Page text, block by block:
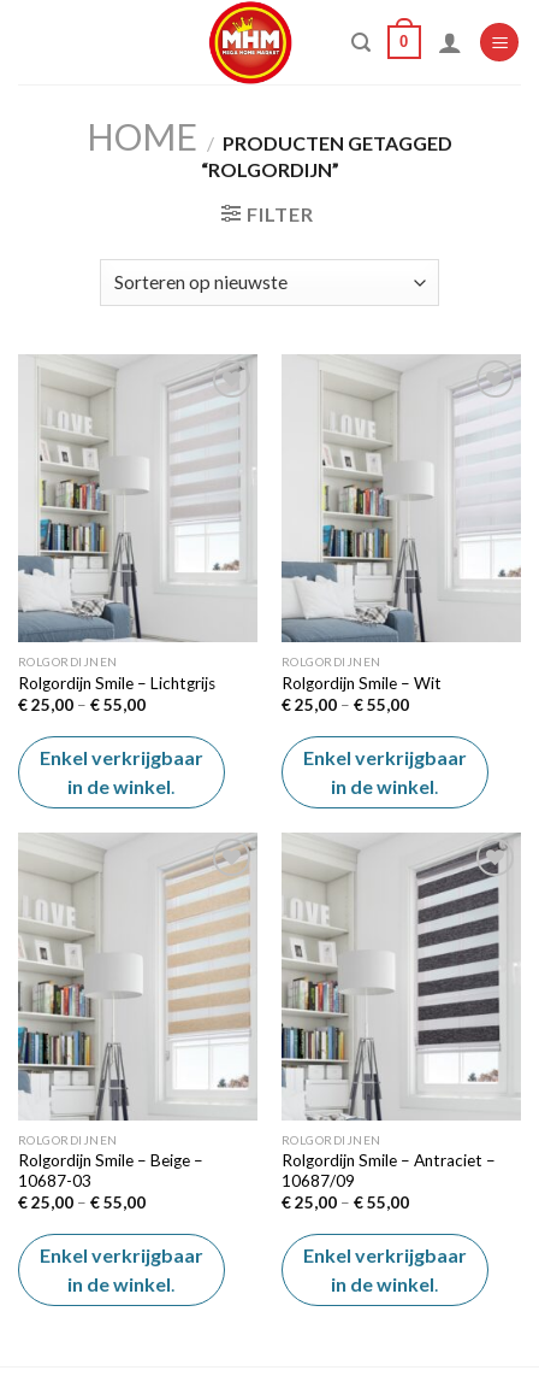
0
HOME / PRODUCTEN GETAGGED
“ROLGORDIJN”
FILTER
Add to
wishlist
ROLGORDIJNEN
Rolgordijn Smile – Lichtgrijs
€25,00 – €55,00Price
€ 25,00
through
€ 55,00
Enkel verkrijgbaar
in de winkel.
ROLGORDIJNEN
Rolgordijn Smile – Wit
€25,00 – €55,00Price
€ 25,00
through
€ 55,00
Enkel verkrijgbaar
in de winkel.
Add to
wishlist
ROLGORDIJNEN
Rolgordijn Smile – Beige –
10687-03
€25,00 – €55,00Price
€ 25,00
through
€ 55,00
Enkel verkrijgbaar
in de winkel.
Add to
wishlist
ROLGORDIJNEN
Rolgordijn Smile – Antraciet –
10687/09
€25,00 – €55,00Price
€ 25,00
through
€ 55,00
Enkel verkrijgbaar
in de winkel.